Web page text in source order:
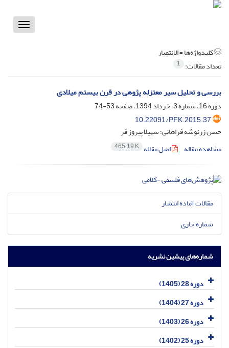
Toggle
کلیدواژه‌ها =الانتصار
تعداد مقالات: 1
بررسی و تحلیل سیر معتزله پژوهی در قرن بیستم میلادی
دوره 16، شماره 3، خرداد 1394، صفحه
53-74
10.22091/PFK.2015.37
حسن زرنوشه فراهانی؛ سهیلا پیروز فر
مشاهده مقاله
اصل مقاله 465.19 K
مقالات آماده انتشار
شماره جاری
شماره‌های پیشین نشریه
دوره 28 (1405)
دوره 27 (1404)
دوره 26 (1403)
دوره 25 (1402)